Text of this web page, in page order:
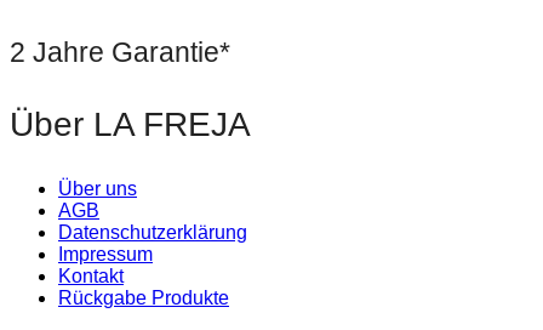
2 Jahre Garantie*
Über LA FREJA
Über uns
AGB
Datenschutzerklärung
Impressum
Kontakt
Rückgabe Produkte